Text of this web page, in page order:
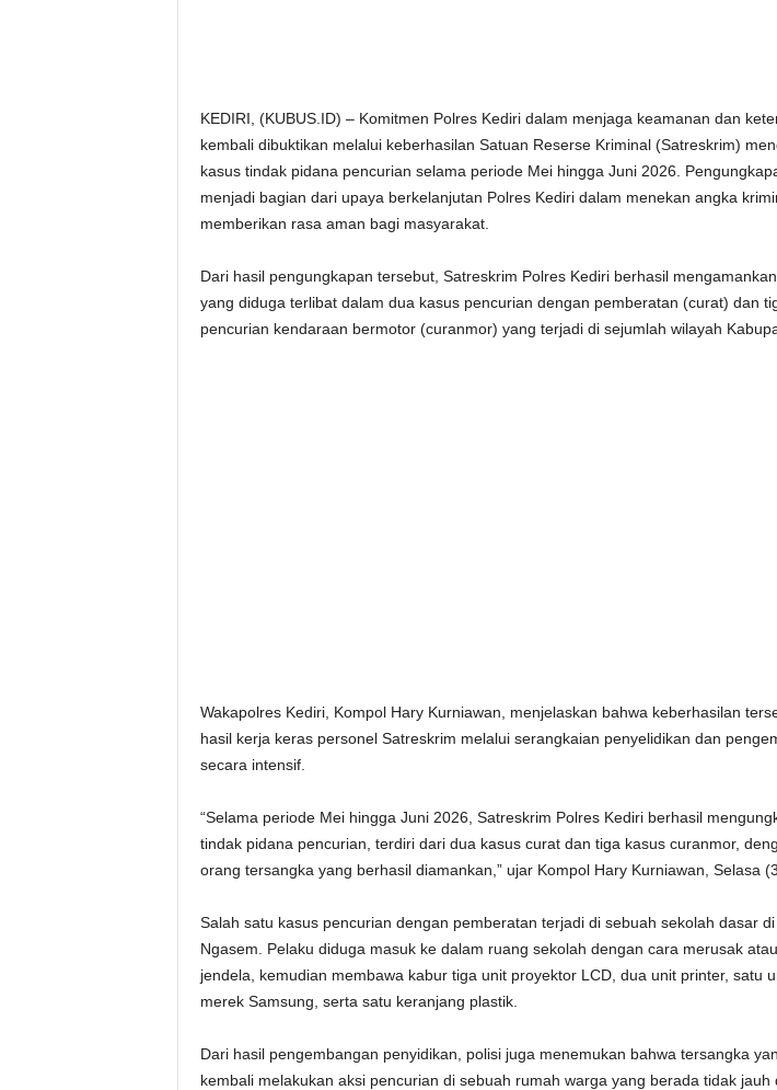
KEDIRI, (KUBUS.ID) – Komitmen Polres Kediri dalam menjaga keamanan dan
kembali dibuktikan melalui keberhasilan Satuan Reserse Kriminal (Satreskrim)
kasus tindak pidana pencurian selama periode Mei hingga Juni 2026.
menjadi bagian dari upaya berkelanjutan Polres Kediri dalam menekan angka
memberikan rasa aman bagi masyarakat.
Dari hasil pengungkapan tersebut, Satreskrim Polres Kediri berhasil
yang diduga terlibat dalam dua kasus pencurian dengan pemberatan (curat) dan
pencurian kendaraan bermotor (curanmor) yang terjadi di sejumlah wilayah
Wakapolres Kediri, Kompol Hary Kurniawan, menjelaskan bahwa keberhasilan
hasil kerja keras personel Satreskrim melalui serangkaian penyelidikan dan
secara intensif.
“Selama periode Mei hingga Juni 2026, Satreskrim Polres Kediri berhasil
tindak pidana pencurian, terdiri dari dua kasus curat dan tiga kasus curanmor,
orang tersangka yang berhasil diamankan,” ujar Kompol Hary Kurniawan, Selasa
Salah satu kasus pencurian dengan pemberatan terjadi di sebuah sekolah dasar
Ngasem. Pelaku diduga masuk ke dalam ruang sekolah dengan cara merusak
jendela, kemudian membawa kabur tiga unit proyektor LCD, dua unit printer, satu
merek Samsung, serta satu keranjang plastik.
Dari hasil pengembangan penyidikan, polisi juga menemukan bahwa tersangka
kembali melakukan aksi pencurian di sebuah rumah warga yang berada tidak jauh